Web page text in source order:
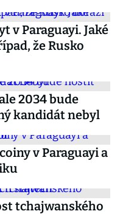
v Paraguayi. Jaké
že Rusko
2034 bude
kandidát nebyl
v Paraguayi a
tchajwanského